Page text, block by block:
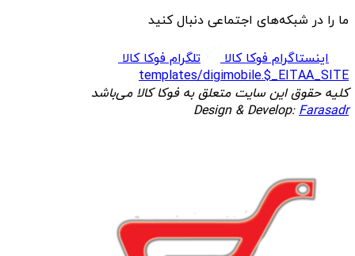
ما را در شبکه‌های اجتماعی دنبال کنید
اینستاگرام فوکا کالا
تلگرام فوکا کالا
templates/digimobile.$_EITAA_SITE
کلیه حقوق این سایت متعلق به فوکا کالا می‌باشد
Design & Develop:Farasadr